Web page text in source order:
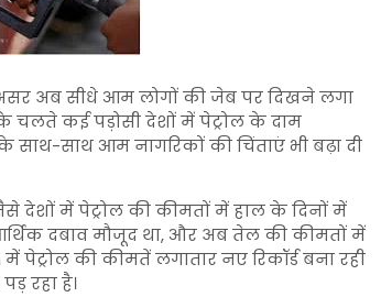
असर अब सीधे आम लोगों की जेब पर दिखने लगा
चलते कई पड़ोसी देशों में पेट्रोल के दाम
साथ-साथ आम नागरिकों की चिंताएं भी बढ़ा दी
देशों में पेट्रोल की कीमतों में हाल के दिनों में
दबाव मौजूद था, और अब तेल की कीमतों में
में पेट्रोल की कीमतें लगातार नए रिकॉर्ड बना रही
रहा है।